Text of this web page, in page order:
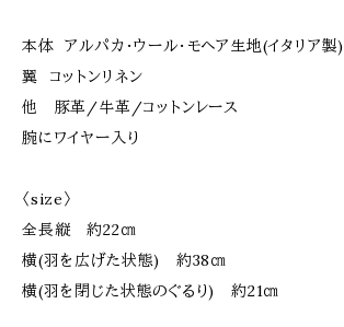
本体 アルパカ・ウール・モヘア生地(イタリア製)
翼 コットンリネン
他 豚革/牛革/コットンレース
腕にワイヤー入り
〈size〉
全長縦 約22㎝
横(羽を広げた状態) 約38㎝
横(羽を閉じた状態のぐるり) 約21㎝